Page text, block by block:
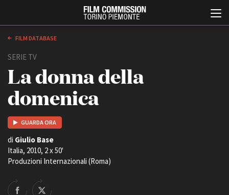
ABOUT
Chi siamo
Storia della Fondazione
FILM DATABASE
SERIE TV
La donna della
domenica
GUARDA ORA
di Giulio Base
Italia, 2010, 2 x 50'
Produzioni Internazionali (Roma)